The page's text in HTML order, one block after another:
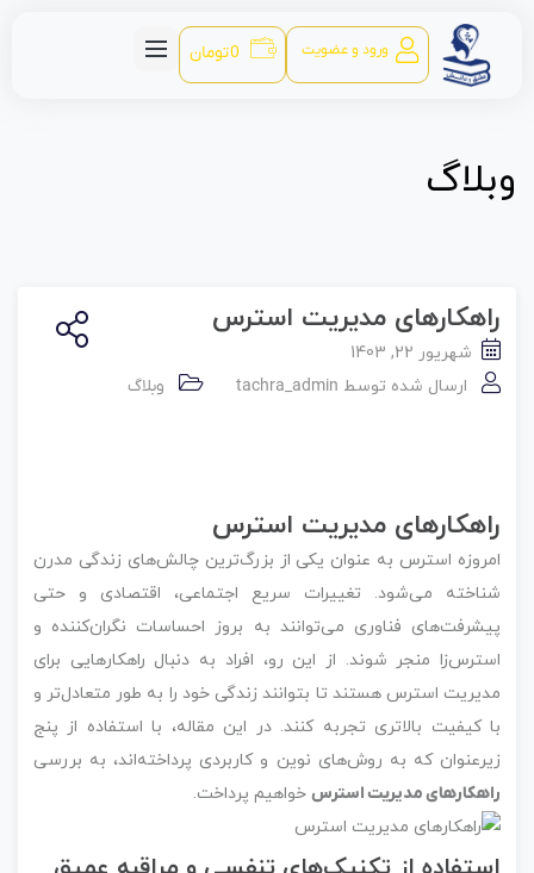
ورود و عضویت 0 تومان
وبلاگ
راهکارهای مدیریت استرس
شهریور 22, 1403
ارسال شده توسطtachra_admin وبلاگ
راهکارهای مدیریت استرس
امروزه استرس به عنوان یکی از بزرگ‌ترین چالش‌های زندگی مدرن
شناخته می‌شود. تغییرات سریع اجتماعی، اقتصادی و حتی
پیشرفت‌های فناوری می‌توانند به بروز احساسات نگران‌کننده و
استرس‌زا منجر شوند. از این رو، افراد به دنبال راهکارهایی برای
مدیریت استرس هستند تا بتوانند زندگی خود را به طور متعادل‌تر و
با کیفیت بالاتری تجربه کنند. در این مقاله، با استفاده از پنج
زیرعنوان که به روش‌های نوین و کاربردی پرداخته‌اند، به بررسی
راهکارهای مدیریت استرسخواهیم پرداخت.